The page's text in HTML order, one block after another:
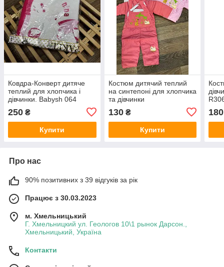
Ковдра-Конверт дитяче
теплий для хлопчика і
дівчинки. Babysh 064
250 ₴
Купити
Костюм дитячий теплий
на синтепоні для хлопчика
та дівчинки
130₴
Купити
180
Про нас
90% позитивних з 39 відгуків за рік
Працює з 30.03.2023
м. Хмельницький
Г. Хмельницкий ул. Геологов 10\1 рынок Дарсон.,
Хмельницький, Україна
Контакти